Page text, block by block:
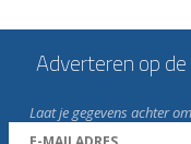
Adverteren op
Laat je gegevens achter